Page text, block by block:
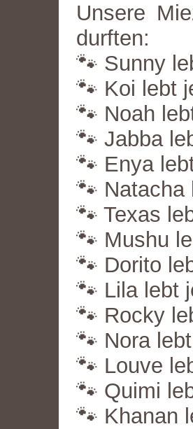
Unsere
durften:
🐾 Sunny
🐾 Koi lebt
🐾 Noah
🐾 Jabba
🐾 Enya
🐾 Natacha
🐾 Texas
🐾 Mushu
🐾 Dorito
🐾 Lila lebt
🐾 Rocky
🐾 Nora
🐾 Louve
🐾 Quimi
🐾 Khanan